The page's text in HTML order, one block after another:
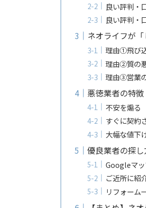
良い評判・
良い評判・
ネオライフが
理由①飛び
理由②質の
理由③営業
悪徳業者の特徴
不安を煽る
すぐに契約
大幅な値下
優良業者の探
Googleマッ
ご近所に紹
リフォーム